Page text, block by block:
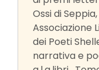
Ossi di
Associazione
dei Poeti
narrativa e